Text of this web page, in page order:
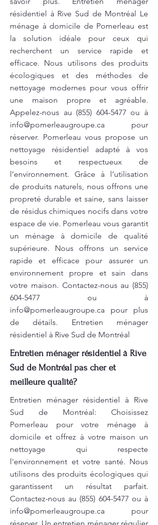
résidentiel à Rive Sud de Montréal Le
ménage à domicile de Pomerleau est
la solution idéale pour ceux qui
recherchent un service rapide et
efficace. Nous utilisons des produits
écologiques et des méthodes de
nettoyage modernes pour vous offrir
une maison propre et agréable.
Appelez-nous au (855) 604-5477 ou à
info@pomerleaugroupe.ca pour
réserver. Pomerleau vous propose un
nettoyage résidentiel adapté à vos
besoins et respectueux de
l’environnement. Grâce à l’utilisation
de produits naturels, nous offrons une
propreté durable et saine, sans laisser
de résidus chimiques nocifs dans votre
espace de vie. Pomerleau vous garantit
un ménage à domicile de qualité
supérieure. Nous offrons un service
rapide et efficace pour assurer un
environnement propre et sain dans
votre maison. Contactez-nous au (855)
604-5477 ou à
info@pomerleaugroupe.ca pour plus
de détails. Entretien ménager
résidentiel à Rive Sud de Montréal
Entretien ménager résidentiel à Rive
Sud de Montréal pas cher et
meilleure qualité?
Entretien ménager résidentiel à Rive
Sud de Montréal: Choisissez
Pomerleau pour votre ménage à
domicile et offrez à votre maison un
nettoyage qui respecte
l'environnement et votre santé. Nous
utilisons des produits écologiques qui
garantissent un résultat parfait.
Contactez-nous au (855) 604-5477 ou à
info@pomerleaugroupe.ca pour